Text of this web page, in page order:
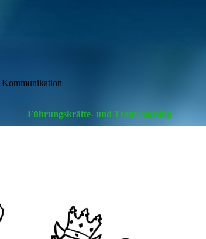
Führungskräfte- und Teamcoaching